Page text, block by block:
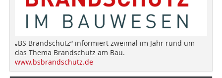
„BS Brandschutz“ informiert zweimal im Jahr rund um
das Thema Brandschutz am Bau.
www.bsbrandschutz.de